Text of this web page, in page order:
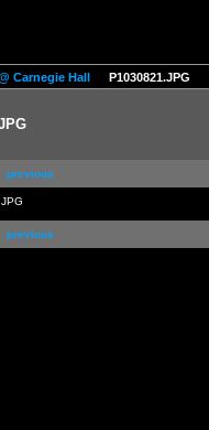
Carnegie Hall P1030821.JPG
previous
previous